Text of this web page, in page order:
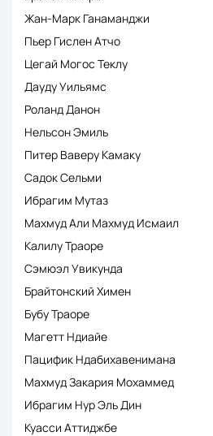
Жан-Марк Ганаманджи
Пьер Гислен Атчо
Цегай Могос Теклу
Дауду Уильямс
Роланд Данон
Нельсон Эмиль
Питер Ваверу Камаку
Садок Сельми
Ибрагим Мутаз
Махмуд Али Махмуд Исмаил
Калилу Траоре
Сэмюэл Увикунда
Брайтонский Химен
Бубу Траоре
Магетт Ндиайе
Пацифик Ндабихавенимана
Махмуд Закария Мохаммед
Ибрагим Нур Эль Дин
Куасси Аттиджбе